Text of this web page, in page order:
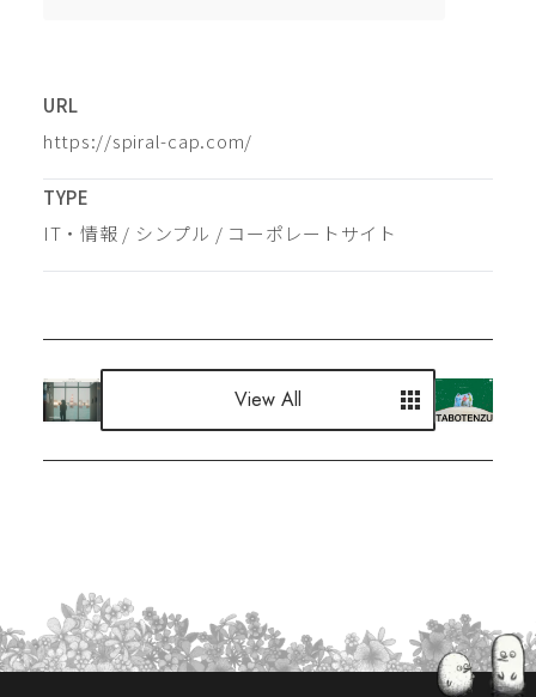
URL
https://spiral-cap.com/
TYPE
IT・情報 / シンプル / コーポレートサイト
View All
View All